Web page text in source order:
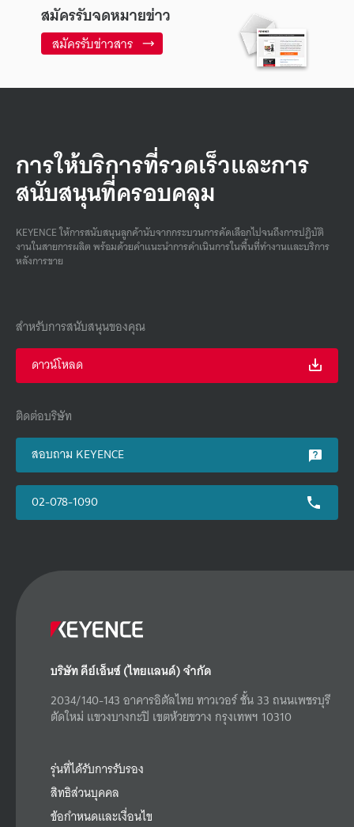
สมัครรับจดหมายข่าว
สมัครรับข่าวสาร
การให้บริการที่รวดเร็วและการ
สนับสนุนที่ครอบคลุม
KEYENCE ให้การสนับสนุนลูกค้านับจากกระบวนการคัดเลือกไปจนถึงการปฏิบัติ
งานในสายการผลิต พร้อมด้วยคําแนะนําการดําเนินการในพื้นที่ทํางานและบริการ
หลังการขาย
สำหรับการสนับสนุนของคุณ
ดาวน์โหลด
ติดต่อบริษัท
สอบถาม KEYENCE
02-078-1090
บริษัท คีย์เอ็นซ์ (ไทยแลนด์) จำกัด
2034/140-143 อาคารอิตัลไทย ทาวเวอร์ ชั้น 33 ถนนเพชรบุรี
ตัดใหม่ แขวงบางกะปิ เขตห้วยขวาง กรุงเทพฯ 10310
รุ่นที่ได้รับการรับรอง
สิทธิส่วนบุคคล
ข้อกำหนดและเงื่อนไข